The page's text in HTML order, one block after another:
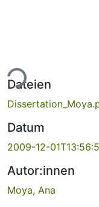
Dateien
Datum
2009-12-
Autor:innen
Moya, Ana